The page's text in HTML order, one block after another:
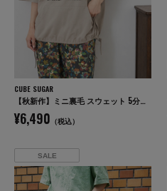
CUBE SUGAR
【秋新作】ミニ裏毛 スウェット 5分袖 プルオーバーパーカー
¥6,490 （税込）
SALE